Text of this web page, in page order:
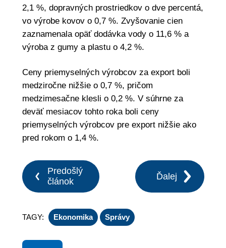
2,1 %, dopravných prostriedkov o dve percentá,
vo výrobe kovov o 0,7 %. Zvyšovanie cien
zaznamenala opäť dodávka vody o 11,6 % a
výroba z gumy a plastu o 4,2 %.
Ceny priemyselných výrobcov za export boli
medziročne nižšie o 0,7 %, pričom
medzimesačne klesli o 0,2 %. V súhrne za
deväť mesiacov tohto roka boli ceny
priemyselných výrobcov pre export nižšie ako
pred rokom o 1,4 %.
Predošlý
článok
Ďalej
TAGY: Ekonomika Správy